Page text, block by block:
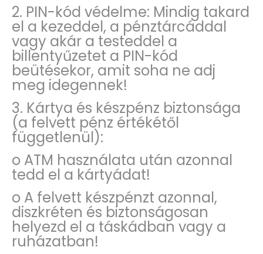
2. PIN-kód védelme: Mindig takard
el a kezeddel, a pénztárcáddal
vagy akár a testeddel a
billentyűzetet a PIN-kód
beütésekor, amit soha ne adj
meg idegennek!
3. Kártya és készpénz biztonsága
(a felvett pénz értékétől
függetlenül):
o ATM használata után azonnal
tedd el a kártyádat!
o A felvett készpénzt azonnal,
diszkréten és biztonságosan
helyezd el a táskádban vagy a
ruházatban!